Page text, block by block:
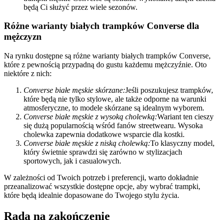
będą Ci służyć przez wiele sezonów.
Różne warianty białych trampków Converse dla
mężczyzn
Na rynku dostępne są różne warianty białych trampków Converse,
które z pewnością przypadną do gustu każdemu mężczyźnie. Oto
niektóre z nich:
Converse białe męskie skórzane:Jeśli poszukujesz trampków,
które będą nie tylko stylowe, ale także odporne na warunki
atmosferyczne, to modele skórzane są idealnym wyborem.
Converse białe męskie z wysoką cholewką:Wariant ten cieszy
się dużą popularnością wśród fanów streetwearu. Wysoka
cholewka zapewnia dodatkowe wsparcie dla kostki.
Converse białe męskie z niską cholewką:To klasyczny model,
który świetnie sprawdzi się zarówno w stylizacjach
sportowych, jak i casualowych.
W zależności od Twoich potrzeb i preferencji, warto dokładnie
przeanalizować wszystkie dostępne opcje, aby wybrać trampki,
które będą idealnie dopasowane do Twojego stylu życia.
Rada na zakończenie